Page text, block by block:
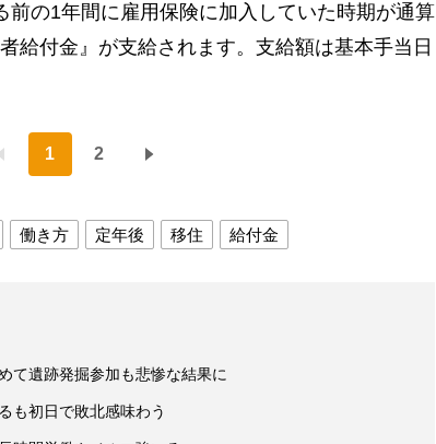
前の1年間に雇用保険に加入していた時期が通算
給付金』が支給されます。支給額は基本手当日
1 2
働き方 定年後 移住 給付金
遺跡発掘参加も悲惨な結果に
も初日で敗北感味わう